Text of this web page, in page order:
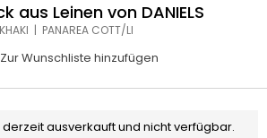
aus Leinen von DANIELS
KHAKI | PANAREA COTT/LI
Zur Wunschliste hinzufügen
derzeit ausverkauft und nicht verfügbar.